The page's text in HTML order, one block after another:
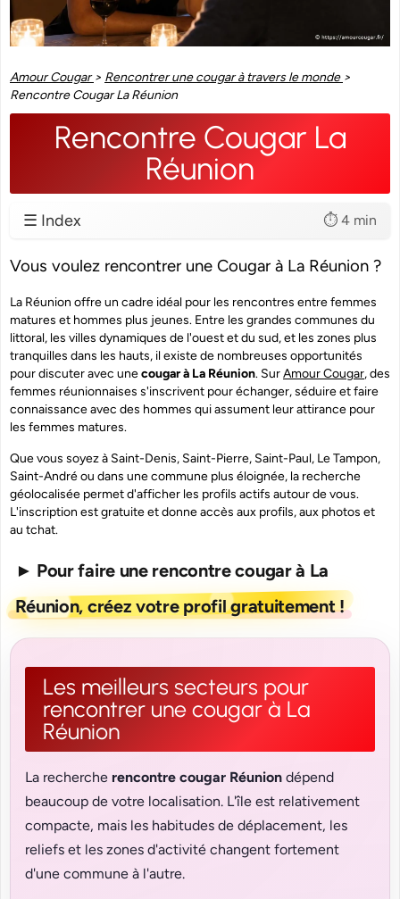
Amour Cougar > Rencontrer une cougar à travers le monde >
Rencontre Cougar La Réunion
Rencontre Cougar La
Réunion
☰ Index ⏱️ 4 min
Vous voulez rencontrer une Cougar à La Réunion ?
La Réunion offre un cadre idéal pour les rencontres entre femmes
matures et hommes plus jeunes. Entre les grandes communes du
littoral, les villes dynamiques de l'ouest et du sud, et les zones plus
tranquilles dans les hauts, il existe de nombreuses opportunités
pour discuter avec unecougar à La Réunion. SurAmour Cougar, des
femmes réunionnaises s'inscrivent pour échanger, séduire et faire
connaissance avec des hommes qui assument leur attirance pour
les femmes matures.
Que vous soyez à Saint-Denis, Saint-Pierre, Saint-Paul, Le Tampon,
Saint-André ou dans une commune plus éloignée, la recherche
géolocalisée permet d'afficher les profils actifs autour de vous.
L'inscription est gratuite et donne accès aux profils, aux photos et
au tchat.
► Pour faire une rencontre cougar à La
Réunion, créez votre profil gratuitement !
Les meilleurs secteurs pour
rencontrer une cougar à La
Réunion
La recherche rencontre cougar Réunion dépend
beaucoup de votre localisation. L'île est relativement
compacte, mais les habitudes de déplacement, les
reliefs et les zones d'activité changent fortement
d'une commune à l'autre.